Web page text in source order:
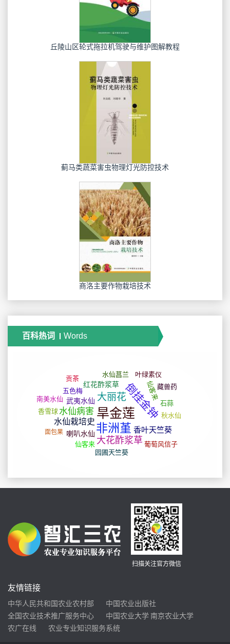
丘陵山区轮式拖拉机驾驶与维护图解教程
蓟马类蔬菜害虫物理灯光防控技术
商洛主要作物栽培技术
百科热词 Words
扫描关注官方微信
友情链接
中华人民共和国农业农村部
中国农业出版社
全国农业技术推广服务中心
中国农业大学 南京农业大学
农广在线
农业专业知识服务系统